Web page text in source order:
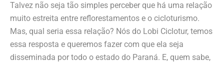
Talvez não seja tão simples perceber que há uma relação
muito estreita entre reflorestamentos e o cicloturismo.
Mas, qual seria essa relação? Nós do Lobi Ciclotur, temos
essa resposta e queremos fazer com que ela seja
disseminada por todo o estado do Paraná. E, quem sabe,